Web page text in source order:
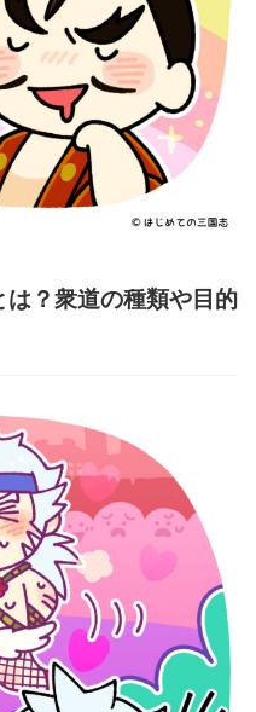
？衆道の種類や目的